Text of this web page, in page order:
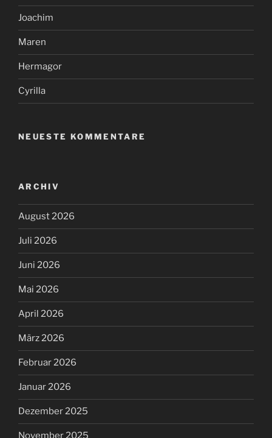
Joachim
Maren
Hermagor
Cyrilla
NEUESTE KOMMENTARE
ARCHIV
August 2026
Juli 2026
Juni 2026
Mai 2026
April 2026
März 2026
Februar 2026
Januar 2026
Dezember 2025